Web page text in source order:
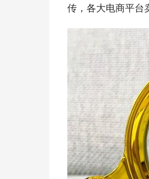
传，各大电商平台